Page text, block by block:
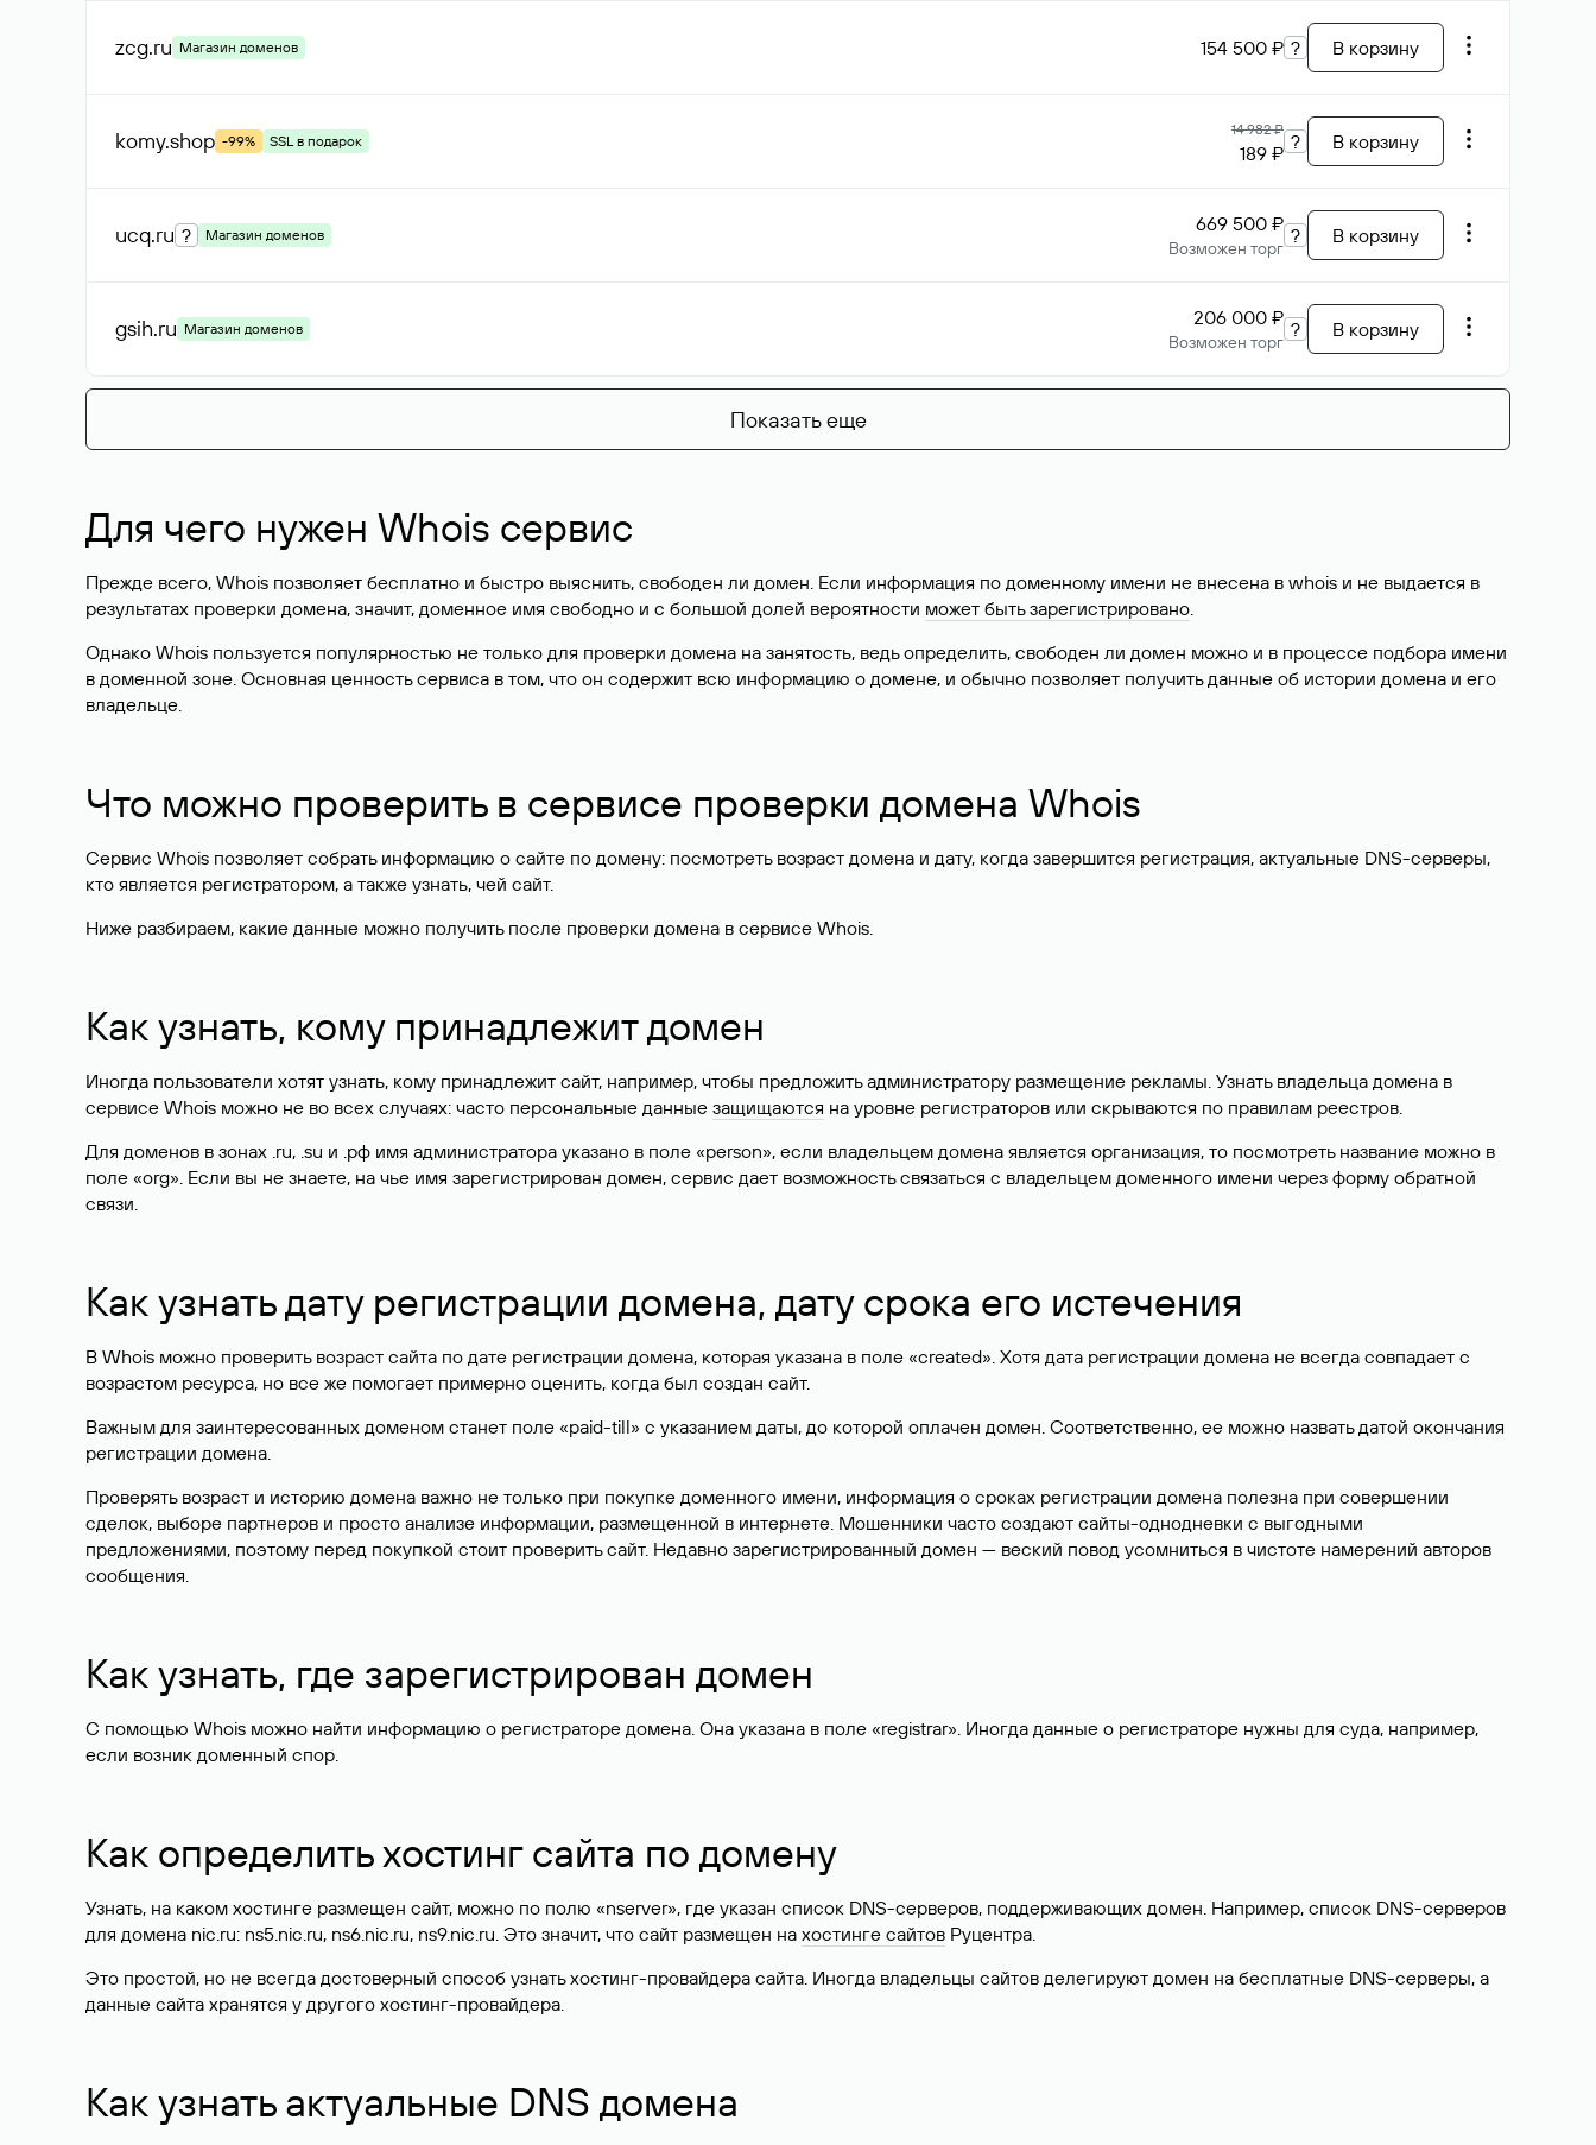
zcg.ru Магазин доменов 154 500 ₽ ? В корзину
komy.shop -99% SSL в подарок
14 982 ₽
189 ₽ ? В корзину
ucq.ru ? Магазин доменов 669 500 ₽
Возможен торг
? В корзину
gsih.ru Магазин доменов 206 000 ₽
Возможен торг
? В корзину
Показать еще
Для чего нужен Whois сервис
Прежде всего, Whois позволяет бесплатно и быстро выяснить, свободен ли домен. Если информация по доменному имени не внесена в whois и не выдается в
результатах проверки домена, значит, доменное имя свободно и с большой долей вероятности может быть зарегистрировано.
Однако Whois пользуется популярностью не только для проверки домена на занятость, ведь определить, свободен ли домен можно и в процессе подбора имени
в доменной зоне. Основная ценность сервиса в том, что он содержит всю информацию о домене, и обычно позволяет получить данные об истории домена и его
владельце.
Что можно проверить в сервисе проверки домена Whois
Сервис Whois позволяет собрать информацию о сайте по домену: посмотреть возраст домена и дату, когда завершится регистрация, актуальные DNS-серверы,
кто является регистратором, а также узнать, чей сайт.
Ниже разбираем, какие данные можно получить после проверки домена в сервисе Whois.
Как узнать, кому принадлежит домен
Иногда пользователи хотят узнать, кому принадлежит сайт, например, чтобы предложить администратору размещение рекламы. Узнать владельца домена в
сервисе Whois можно не во всех случаях: часто персональные данные защищаются на уровне регистраторов или скрываются по правилам реестров.
Для доменов в зонах .ru, .su и .рф имя администратора указано в поле «person», если владельцем домена является организация, то посмотреть название можно в
поле «org». Если вы не знаете, на чье имя зарегистрирован домен, сервис дает возможность связаться с владельцем доменного имени через форму обратной
связи.
Как узнать дату регистрации домена, дату срока его истечения
В Whois можно проверить возраст сайта по дате регистрации домена, которая указана в поле «created». Хотя дата регистрации домена не всегда совпадает с
возрастом ресурса, но все же помогает примерно оценить, когда был создан сайт.
Важным для заинтересованных доменом станет поле «paid-till» с указанием даты, до которой оплачен домен. Соответственно, ее можно назвать датой окончания
регистрации домена.
Проверять возраст и историю домена важно не только при покупке доменного имени, информация о сроках регистрации домена полезна при совершении
сделок, выборе партнеров и просто анализе информации, размещенной в интернете. Мошенники часто создают сайты-однодневки с выгодными
предложениями, поэтому перед покупкой стоит проверить сайт. Недавно зарегистрированный домен — веский повод усомниться в чистоте намерений авторов
сообщения.
Как узнать, где зарегистрирован домен
С помощью Whois можно найти информацию о регистраторе домена. Она указана в поле «registrar». Иногда данные о регистраторе нужны для суда, например,
если возник доменный спор.
Как определить хостинг сайта по домену
Узнать, на каком хостинге размещен сайт, можно по полю «nserver», где указан список DNS-серверов, поддерживающих домен. Например, список DNS-серверов
для домена nic.ru: ns5.nic.ru, ns6.nic.ru, ns9.nic.ru. Это значит, что сайт размещен на хостинге сайтов Руцентра.
Это простой, но не всегда достоверный способ узнать хостинг-провайдера сайта. Иногда владельцы сайтов делегируют домен на бесплатные DNS-серверы, а
данные сайта хранятся у другого хостинг-провайдера.
Как узнать актуальные DNS домена